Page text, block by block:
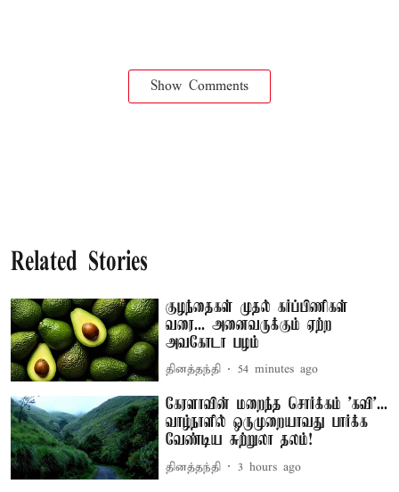
Show Comments
Related Stories
குழந்தைகள் முதல் கர்ப்பிணிகள்
வரை... அனைவருக்கும் ஏற்ற
அவகோடா பழம்
தினத்தந்தி 54 minutes ago
கேரளாவின் மறைந்த சொர்க்கம் 'கவி'...
வாழ்நாளில் ஒருமுறையாவது பார்க்க
வேண்டிய சுற்றுலா தலம்!
தினத்தந்தி 3 hours ago